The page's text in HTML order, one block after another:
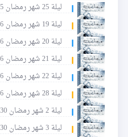
ليلة 25 شهر رمضان 1425 هجرية
ليلة 19 شهر رمضان 1426 هجرية (ليلة القدر)
ليلة 20 شهر رمضان 1426 هجرية
ليلة 21 شهر رمضان 1426 هجرية (ليلة القدر)
ليلة 22 شهر رمضان 1426 هجرية
ليلة 28 شهر رمضان 1426 هجرية
ليلة 2 شهر رمضان 1430 هجرية
ليلة 3 شهر رمضان 1430 هجرية